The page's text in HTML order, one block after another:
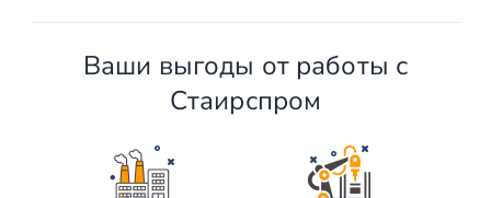
Ваши выгоды от работы с
Стаирспром